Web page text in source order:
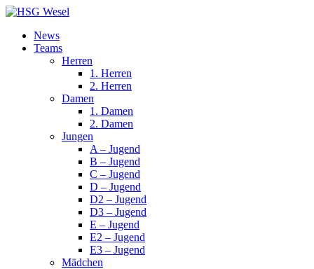
News
Teams
Herren
1. Herren
2. Herren
Damen
1. Damen
2. Damen
Jungen
A – Jugend
B – Jugend
C – Jugend
D – Jugend
D2 – Jugend
D3 – Jugend
E – Jugend
E2 – Jugend
E3 – Jugend
Mädchen